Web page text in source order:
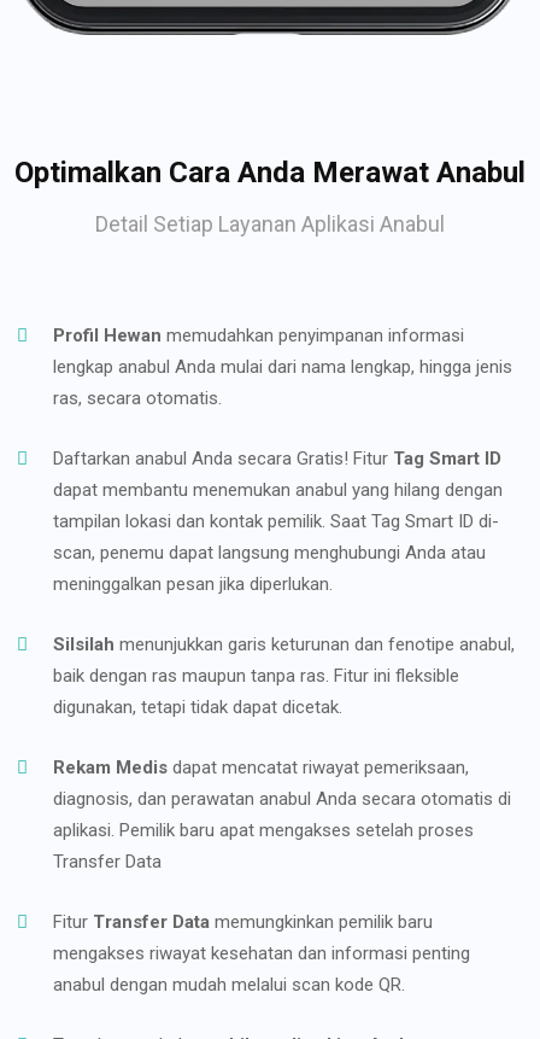
Optimalkan Cara Anda Merawat Anabul
Detail Setiap Layanan Aplikasi Anabul
Profil Hewan memudahkan penyimpanan informasi
lengkap anabul Anda mulai dari nama lengkap, hingga jenis
ras, secara otomatis.
Daftarkan anabul Anda secara Gratis! Fitur Tag Smart ID
dapat membantu menemukan anabul yang hilang dengan
tampilan lokasi dan kontak pemilik. Saat Tag Smart ID di-
scan, penemu dapat langsung menghubungi Anda atau
meninggalkan pesan jika diperlukan.
Silsilah menunjukkan garis keturunan dan fenotipe anabul,
baik dengan ras maupun tanpa ras. Fitur ini fleksible
digunakan, tetapi tidak dapat dicetak.
Rekam Medis dapat mencatat riwayat pemeriksaan,
diagnosis, dan perawatan anabul Anda secara otomatis di
aplikasi. Pemilik baru apat mengakses setelah proses
Transfer Data
Fitur Transfer Data memungkinkan pemilik baru
mengakses riwayat kesehatan dan informasi penting
anabul dengan mudah melalui scan kode QR.